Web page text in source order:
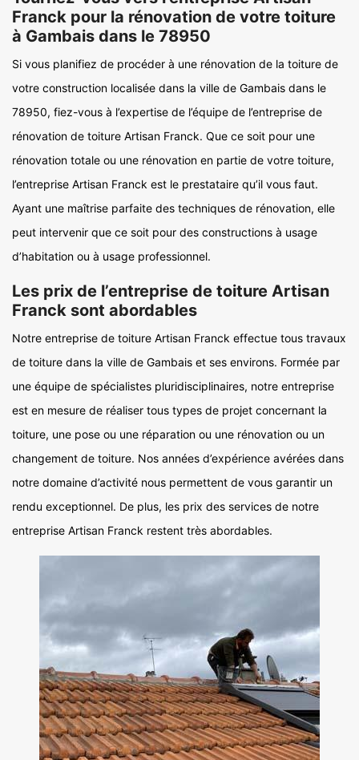
Franck pour la rénovation de votre toiture
à Gambais dans le 78950
Si vous planifiez de procéder à une rénovation de la toiture de
votre construction localisée dans la ville de Gambais dans le
78950, fiez-vous à l’expertise de l’équipe de l’entreprise de
rénovation de toiture Artisan Franck. Que ce soit pour une
rénovation totale ou une rénovation en partie de votre toiture,
l’entreprise Artisan Franck est le prestataire qu’il vous faut.
Ayant une maîtrise parfaite des techniques de rénovation, elle
peut intervenir que ce soit pour des constructions à usage
d’habitation ou à usage professionnel.
Les prix de l’entreprise de toiture Artisan
Franck sont abordables
Notre entreprise de toiture Artisan Franck effectue tous travaux
de toiture dans la ville de Gambais et ses environs. Formée par
une équipe de spécialistes pluridisciplinaires, notre entreprise
est en mesure de réaliser tous types de projet concernant la
toiture, une pose ou une réparation ou une rénovation ou un
changement de toiture. Nos années d’expérience avérées dans
notre domaine d’activité nous permettent de vous garantir un
rendu exceptionnel. De plus, les prix des services de notre
entreprise Artisan Franck restent très abordables.